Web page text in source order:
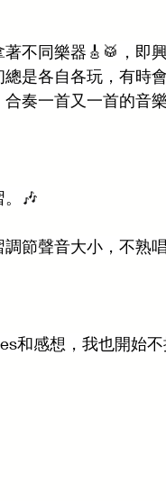
不同樂器🎸🥁，即
是各自各玩，有時
奏一首又一首的音
。🎶
節聲音大小，不熟
和感想，我也開始不